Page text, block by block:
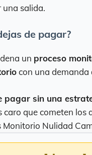
una salida.
de pagar?
un proceso
con una demanda
pagar sin una
caro que cometen los
Monitorio Nulidad